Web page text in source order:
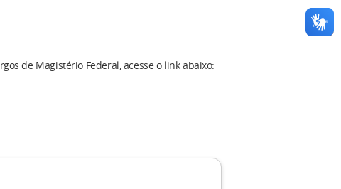
de Magistério Federal, acesse o link abaixo: